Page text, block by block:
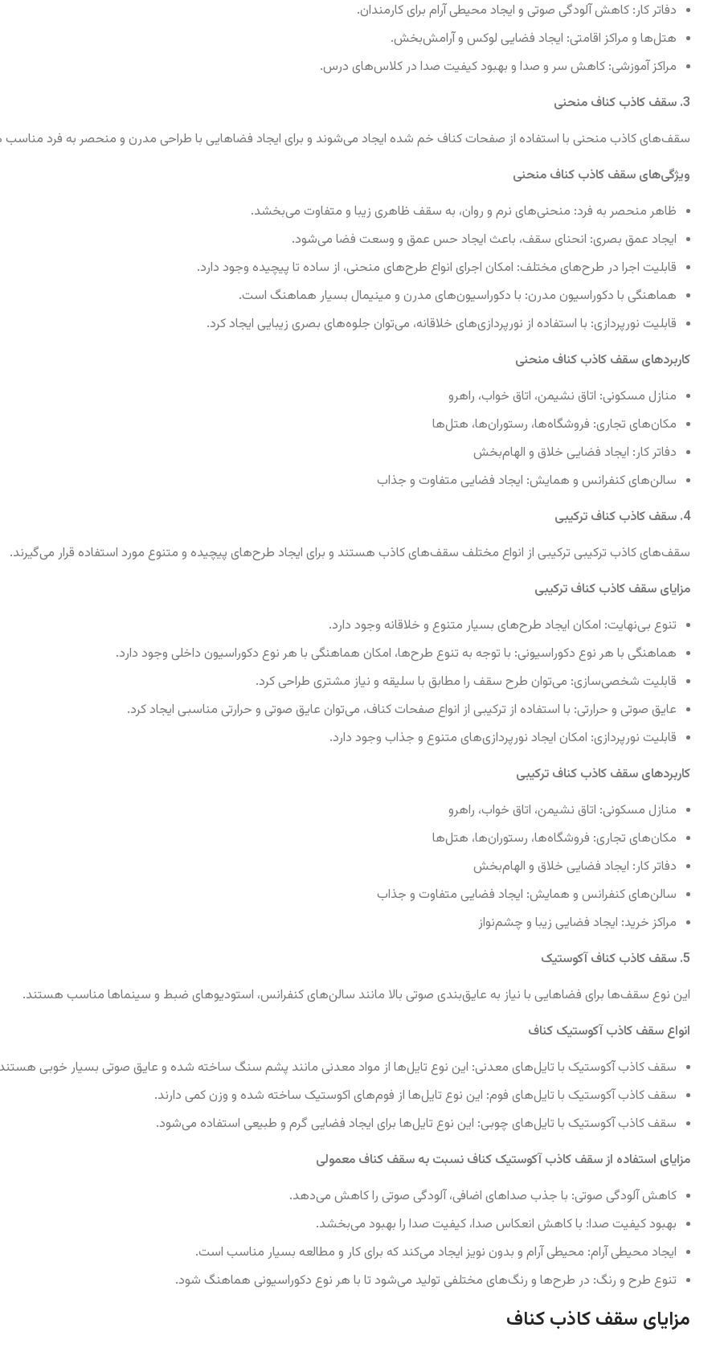
دفاتر کار: کاهش آلودگی صوتی و ایجاد محیطی آرام برای کارمندان.
هتل‌ها و مراکز اقامتی: ایجاد فضایی لوکس و آرامش‌بخش.
مراکز آموزشی: کاهش سر و صدا و بهبود کیفیت صدا در کلاس‌های درس.
3. سقف کاذب کناف منحنی
سقف‌های کاذب منحنی با استفاده از صفحات کناف خم شده ایجاد می‌شوند و برای ایجاد فضاهایی با طراحی مدرن و منحصر به فرد
ویژگی‌های سقف کاذب کناف منحنی
ظاهر منحصر به فرد: منحنی‌های نرم و روان، به سقف ظاهری زیبا و متفاوت می‌بخشد.
ایجاد عمق بصری: انحنای سقف، باعث ایجاد حس عمق و وسعت فضا می‌شود.
قابلیت اجرا در طرح‌های مختلف: امکان اجرای انواع طرح‌های منحنی، از ساده تا پیچیده وجود دارد.
هماهنگی با دکوراسیون مدرن: با دکوراسیون‌های مدرن و مینیمال بسیار هماهنگ است.
قابلیت نورپردازی: با استفاده از نورپردازی‌های خلاقانه، می‌توان جلوه‌های بصری زیبایی ایجاد کرد.
کاربردهای سقف کاذب کناف منحنی
منازل مسکونی: اتاق نشیمن، اتاق خواب، راهرو
مکان‌های تجاری: فروشگاه‌ها، رستوران‌ها، هتل‌ها
دفاتر کار: ایجاد فضایی خلاق و الهام‌بخش
سالن‌های کنفرانس و همایش: ایجاد فضایی متفاوت و جذاب
4. سقف کاذب کناف ترکیبی
سقف‌های کاذب ترکیبی ترکیبی از انواع مختلف سقف‌های کاذب هستند و برای ایجاد طرح‌های پیچیده و متنوع مورد استفاده قرار می‌گیرند.
مزایای سقف کاذب کناف ترکیبی
تنوع بی‌نهایت: امکان ایجاد طرح‌های بسیار متنوع و خلاقانه وجود دارد.
هماهنگی با هر نوع دکوراسیونی: با توجه به تنوع طرح‌ها، امکان هماهنگی با هر نوع دکوراسیون داخلی وجود دارد.
قابلیت شخصی‌سازی: می‌توان طرح سقف را مطابق با سلیقه و نیاز مشتری طراحی کرد.
عایق صوتی و حرارتی: با استفاده از ترکیبی از انواع صفحات کناف، می‌توان عایق صوتی و حرارتی مناسبی ایجاد کرد.
قابلیت نورپردازی: امکان ایجاد نورپردازی‌های متنوع و جذاب وجود دارد.
کاربردهای سقف کاذب کناف ترکیبی
منازل مسکونی: اتاق نشیمن، اتاق خواب، راهرو
مکان‌های تجاری: فروشگاه‌ها، رستوران‌ها، هتل‌ها
دفاتر کار: ایجاد فضایی خلاق و الهام‌بخش
سالن‌های کنفرانس و همایش: ایجاد فضایی متفاوت و جذاب
مراکز خرید: ایجاد فضایی زیبا و چشم‌نواز
5. سقف کاذب کناف آکوستیک
این نوع سقف‌ها برای فضاهایی با نیاز به عایق‌بندی صوتی بالا مانند سالن‌های کنفرانس، استودیوهای ضبط و سینماها مناسب هستند.
انواع سقف کاذب آکوستیک کناف
سقف کاذب آکوستیک با تایل‌های معدنی: این نوع تایل‌ها از مواد معدنی مانند پشم سنگ ساخته شده و عایق صوتی بسیار خوبی
سقف کاذب آکوستیک با تایل‌های فوم: این نوع تایل‌ها از فوم‌های اکوستیک ساخته شده و وزن کمی دارند.
سقف کاذب آکوستیک با تایل‌های چوبی: این نوع تایل‌ها برای ایجاد فضایی گرم و طبیعی استفاده می‌شود.
مزایای استفاده از سقف کاذب آکوستیک کناف نسبت به سقف کناف معمولی
کاهش آلودگی صوتی: با جذب صداهای اضافی، آلودگی صوتی را کاهش می‌دهد.
بهبود کیفیت صدا: با کاهش انعکاس صدا، کیفیت صدا را بهبود می‌بخشد.
ایجاد محیطی آرام: محیطی آرام و بدون نویز ایجاد می‌کند که برای کار و مطالعه بسیار مناسب است.
تنوع طرح و رنگ: در طرح‌ها و رنگ‌های مختلفی تولید می‌شود تا با هر نوع دکوراسیونی هماهنگ شود.
مزایای سقف کاذب کناف